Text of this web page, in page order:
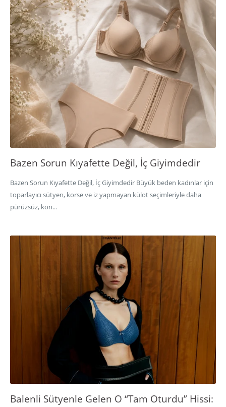
Bazen Sorun Kıyafette Değil, İç Giyimdedir
Bazen Sorun Kıyafette Değil, İç Giyimdedir Büyük beden kadınlar için
toparlayıcı sütyen, korse ve iz yapmayan külot seçimleriyle daha
pürüzsüz, kon...
Balenli Sütyenle Gelen O “Tam Oturdu” Hissi: